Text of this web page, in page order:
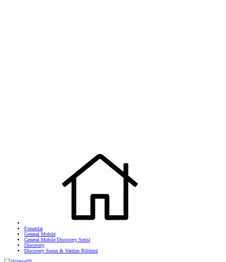
Forumlar
General Mobile
General Mobile Discovery Serisi
Discovery
Discovery Sorun & Yardım Bölümü